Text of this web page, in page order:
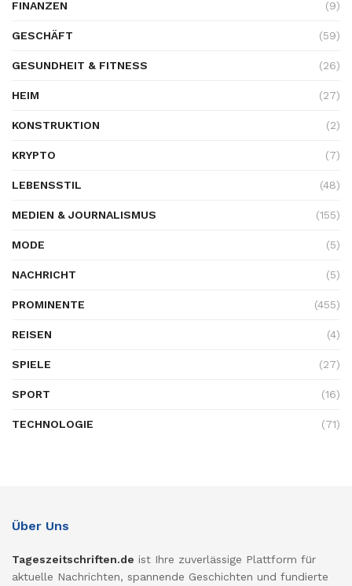
FINANZEN (9)
GESCHÄFT (59)
GESUNDHEIT & FITNESS (26)
HEIM (27)
KONSTRUKTION (2)
KRYPTO (7)
LEBENSSTIL (48)
MEDIEN & JOURNALISMUS (155)
MODE (5)
NACHRICHT (5)
PROMINENTE (455)
REISEN (4)
SPIELE (27)
SPORT (16)
TECHNOLOGIE (71)
Über Uns
Tageszeitschriften.de ist Ihre zuverlässige Plattform für
aktuelle Nachrichten, spannende Geschichten und fundierte